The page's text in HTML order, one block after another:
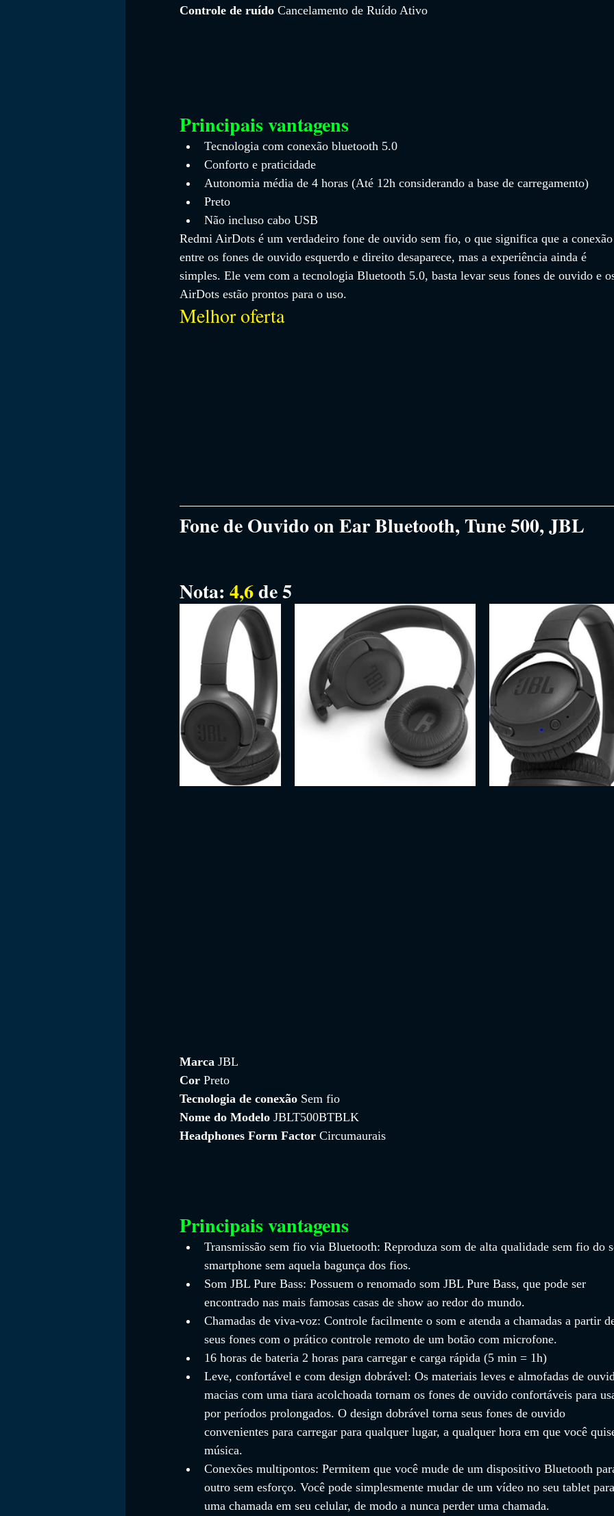
Controle de ruído Cancelamento de Ruído Ativo
Principais vantagens
Tecnologia com conexão bluetooth 5.0
Conforto e praticidade
Autonomia média de 4 horas (Até 12h considerando a base de carregamento)
Preto
Não incluso cabo USB
Redmi AirDots é um verdadeiro fone de ouvido sem fio, o que significa que a
entre os fones de ouvido esquerdo e direito desaparece, mas a experiência ainda é
simples. Ele vem com a tecnologia Bluetooth 5.0, basta levar seus fones de ouvido e
AirDots estão prontos para o uso.
Melhor oferta
Fone de Ouvido on Ear Bluetooth, Tune 500, JBL
Nota: 4,6 de 5
Marca JBL
Cor Preto
Tecnologia de conexão Sem fio
Nome do Modelo JBLT500BTBLK
Headphones Form Factor Circumaurais
Principais vantagens
Transmissão sem fio via Bluetooth: Reproduza som de alta qualidade sem fio do
smartphone sem aquela bagunça dos fios.
Som JBL Pure Bass: Possuem o renomado som JBL Pure Bass, que pode ser
encontrado nas mais famosas casas de show ao redor do mundo.
Chamadas de viva-voz: Controle facilmente o som e atenda a chamadas a partir
seus fones com o prático controle remoto de um botão com microfone.
16 horas de bateria 2 horas para carregar e carga rápida (5 min = 1h)
Leve, confortável e com design dobrável: Os materiais leves e almofadas de
macias com uma tiara acolchoada tornam os fones de ouvido confortáveis para
por períodos prolongados. O design dobrável torna seus fones de ouvido
convenientes para carregar para qualquer lugar, a qualquer hora em que você
música.
Conexões multipontos: Permitem que você mude de um dispositivo Bluetooth
outro sem esforço. Você pode simplesmente mudar de um vídeo no seu tablet
uma chamada em seu celular, de modo a nunca perder uma chamada.